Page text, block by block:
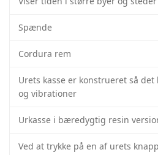
Spænde
Cordura rem
Urets kasse er konstrueret så
og vibrationer
Urkasse i bæredygtig resin
Ved at trykke på en af urets